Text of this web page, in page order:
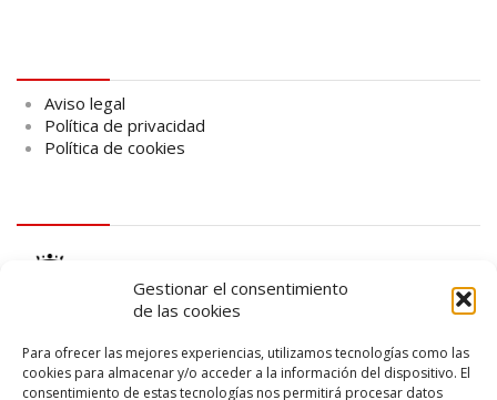
Gestionar el consentimiento
de las cookies
Para ofrecer las mejores experiencias, utilizamos tecnologías como las
cookies para almacenar y/o acceder a la información del dispositivo. El
consentimiento de estas tecnologías nos permitirá procesar datos
Aviso legal
Política de privacidad
Política de cookies